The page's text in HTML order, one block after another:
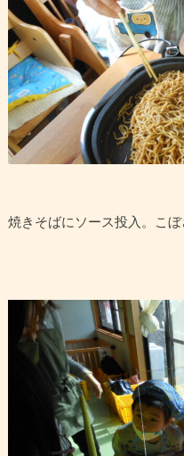
焼きそばにソース投入。こぼ